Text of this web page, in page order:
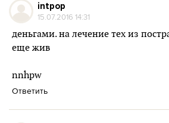
intpop
15.07.2016 14:31
деньгами. на лечение тех из
еще жив
nnhpw
Ответить